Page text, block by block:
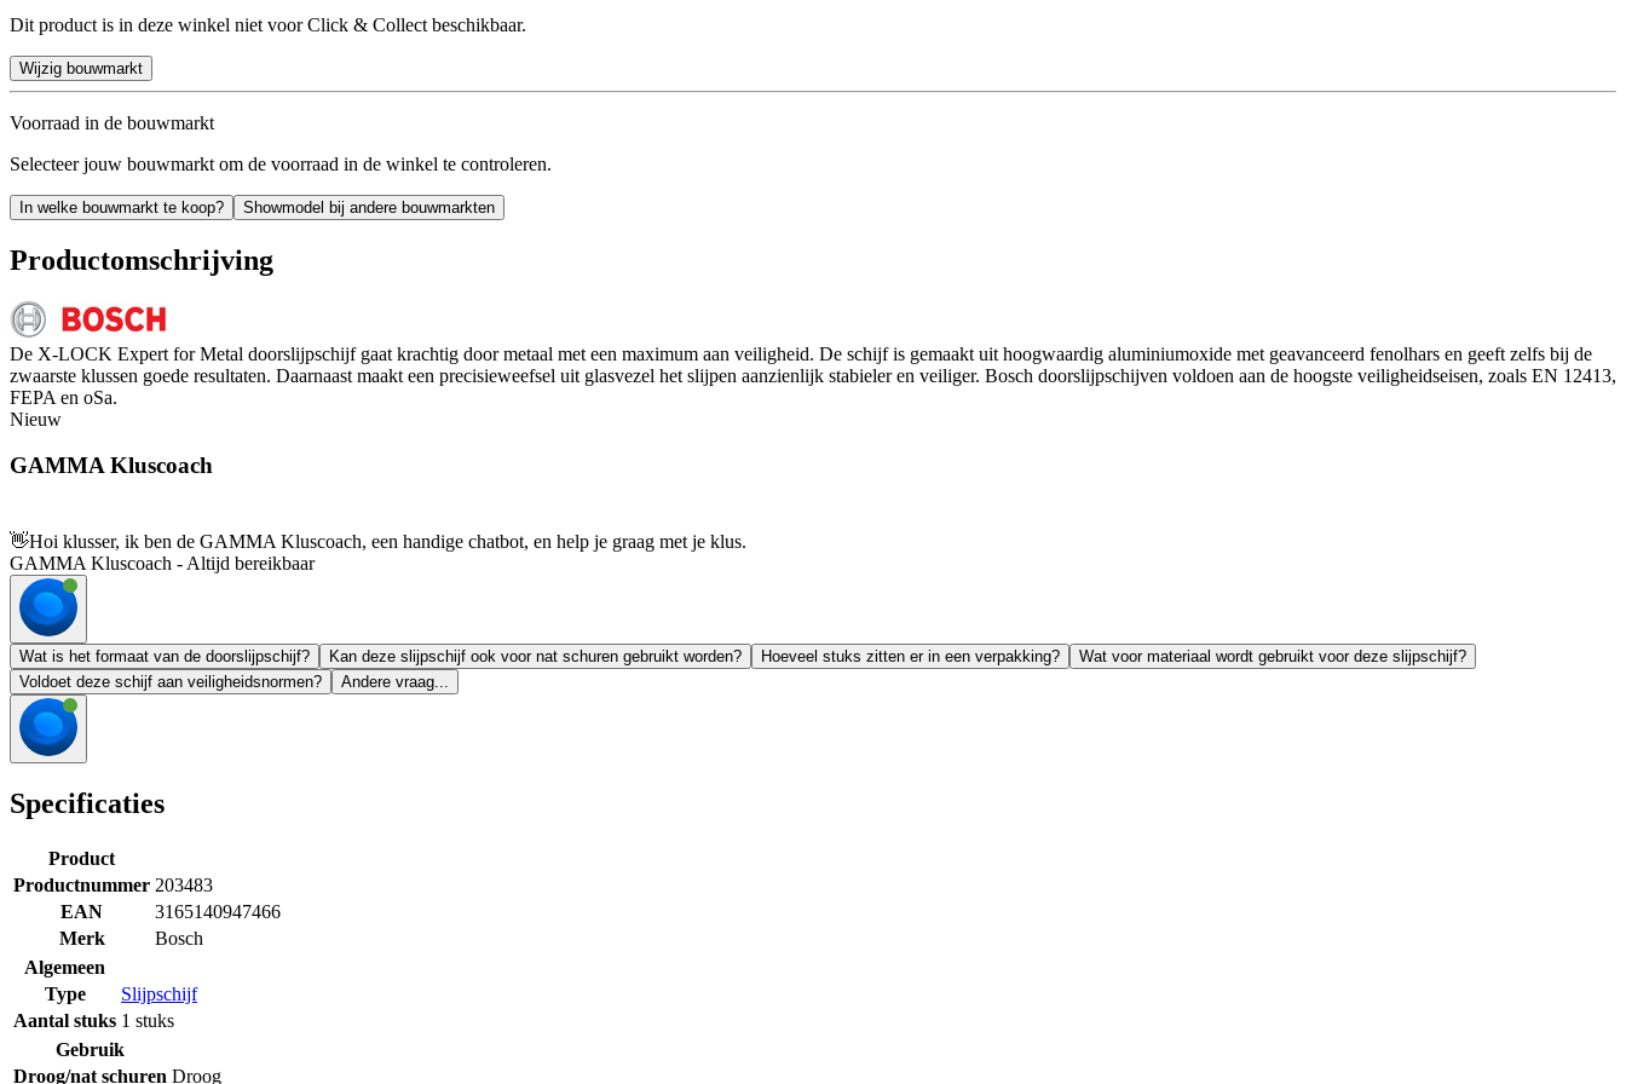
Dit product is in deze winkel niet voor Click & Collect beschikbaar.
Wijzig bouwmarkt
Voorraad in de bouwmarkt
Selecteer jouw bouwmarkt om de voorraad in de winkel te controleren.
In welke bouwmarkt te koop? Showmodel bij andere bouwmarkten
Productomschrijving
De X-LOCK Expert for Metal doorslijpschijf gaat krachtig door metaal met een maximum aan veiligheid. De schijf is gemaakt uit hoogwaardig aluminiumoxide met geavanceerd fenolhars en geeft zelfs bij de
zwaarste klussen goede resultaten. Daarnaast maakt een precisieweefsel uit glasvezel het slijpen aanzienlijk stabieler en veiliger. Bosch doorslijpschijven voldoen aan de hoogste veiligheidseisen, zoals EN 12413,
FEPA en oSa.
Nieuw
GAMMA Kluscoach
👋Hoi klusser, ik ben de GAMMA Kluscoach, een handige chatbot, en help je graag met je klus.
GAMMA Kluscoach - Altijd bereikbaar
Wat is het formaat van de doorslijpschijf? Kan deze slijpschijf ook voor nat schuren gebruikt worden? Hoeveel stuks zitten er in een verpakking?
Wat voor materiaal wordt gebruikt voor deze slijpschijf?
Voldoet deze schijf aan veiligheidsnormen?
Andere vraag...
Specificaties
Product
Productnummer 203483
EAN
3165140947466
Merk
Bosch
Algemeen
Type
Slijpschijf
Aantal stuks 1 stuks
Gebruik
Droog/nat schuren Droog